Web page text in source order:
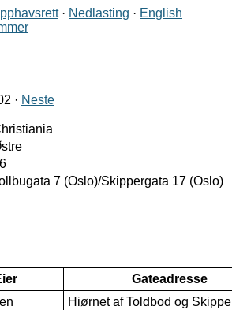
· Nedlasting · English
· Neste
7 (Oslo)/Skippergata 17 (Oslo)
Gateadresse
Hiørnet af Toldbod og